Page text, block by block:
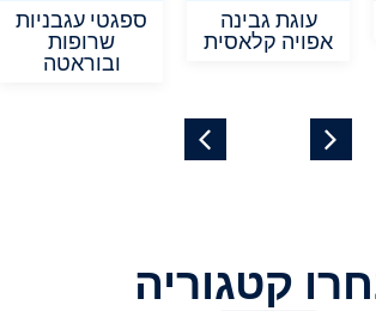
עוגת גבינה
אפויה קלאסית
ספגטי עגבניות
שרופות
ובוראטה
קטגוריה